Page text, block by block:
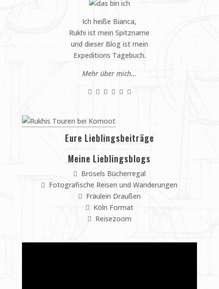
Ich heiße Bianca,
Rukhi ist mein Spitzname
und dieser Blog ist mein
Expeditions Tagebuch.
Mehr über mich…
Eure Lieblingsbeiträge
Meine Lieblingsblogs
Brösels Bücherregal
Fotografische Reisen und Wanderungen
Fräulein Draußen
Köln Format
Reisezoom